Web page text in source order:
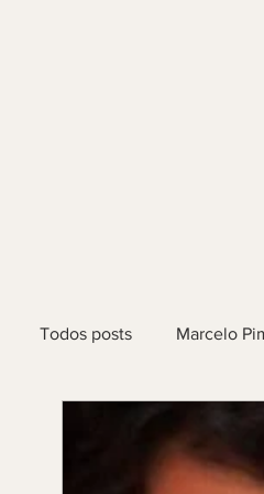
Todos posts Marcelo